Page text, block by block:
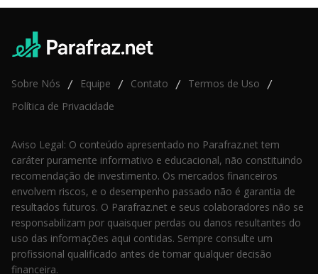
Sobre Nós / Equipe / Contato / Termos de Uso /
Política de Privacidade
Aviso Legal: O conteúdo apresentado no Parafraz.net tem
caráter puramente informativo e educacional, não constituindo
recomendação de investimento. Os mercados financeiros
envolvem riscos, e o desempenho passado não é garantia de
resultados futuros. O Parafraz.net e seus colaboradores não se
responsabilizam por quaisquer perdas ou danos resultantes do
uso das informações aqui contidas. Sempre consulte um
profissional qualificado antes de tomar qualquer decisão
financeira.